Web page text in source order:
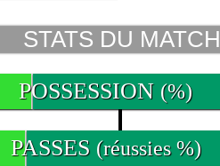
STATS DU MATCH
POSSESSION (%)
PASSES (réussies %)